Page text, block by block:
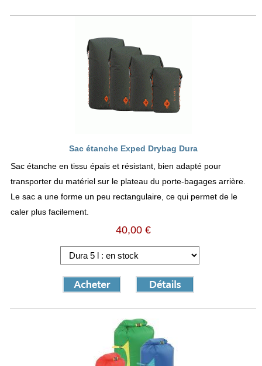
Sac étanche Exped Drybag Dura
Sac étanche en tissu épais et résistant, bien adapté pour
transporter du matériel sur le plateau du porte-bagages arrière.
Le sac a une forme un peu rectangulaire, ce qui permet de le
caler plus facilement.
40,00 €